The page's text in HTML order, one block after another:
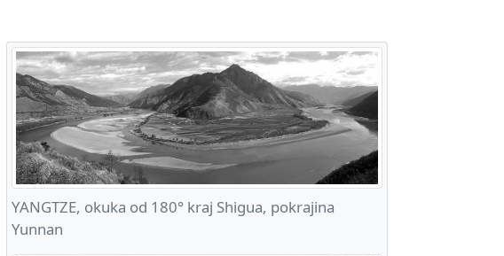
YANGTZE, okuka od 180° kraj Shigua, pokrajina
Yunnan